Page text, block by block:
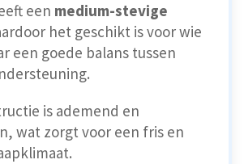
een medium-stevige
het geschikt is voor wie
een goede balans tussen
is ademend en
wat zorgt voor een fris en